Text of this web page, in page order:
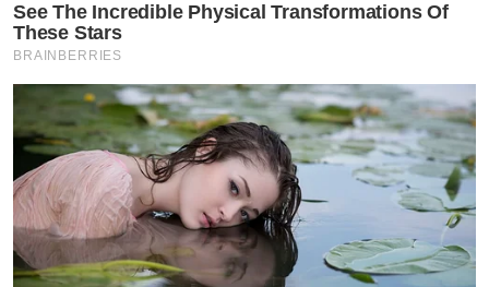
See The Incredible Physical Transformations Of
These Stars
BRAINBERRIES